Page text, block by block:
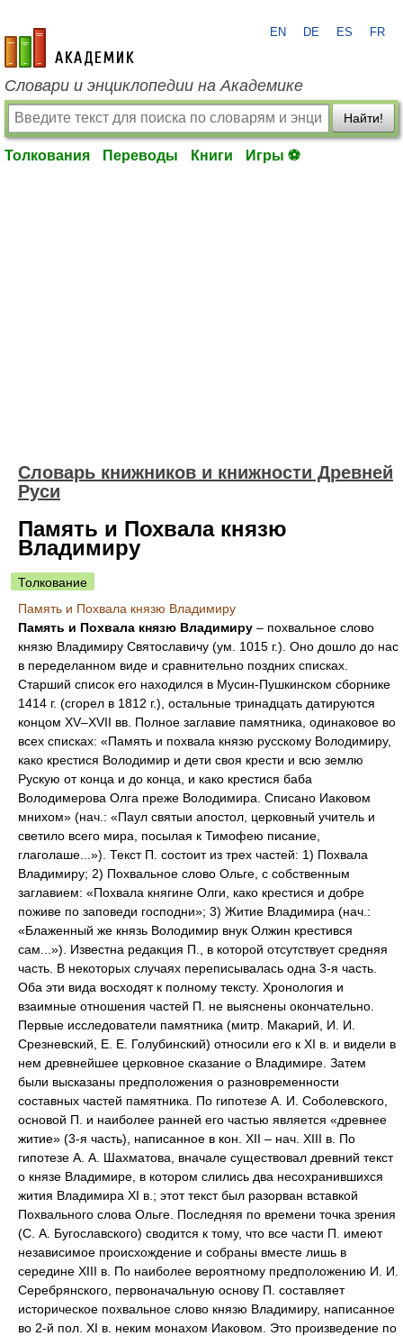
academic.ru
EN DE ES FR
Словари и энциклопедии на Академике
Найти!
Толкования Переводы Книги Игры ⚽
Словарь книжников и книжности Древней
Руси
Память и Похвала князю
Владимиру
Толкование
Память и Похвала князю Владимиру
Память и Похвала князю Владимиру – похвальное слово
князю Владимиру Святославичу (ум. 1015 г.). Оно дошло до нас
в переделанном виде и сравнительно поздних списках.
Старший список его находился в Мусин-Пушкинском сборнике
1414 г. (сгорел в 1812 г.), остальные тринадцать датируются
концом XV–XVII вв. Полное заглавие памятника, одинаковое во
всех списках: «Память и похвала князю русскому Володимиру,
како крестися Володимир и дети своя крести и всю землю
Рускую от конца и до конца, и како крестися баба
Володимерова Олга преже Володимира. Списано Иаковом
мнихом» (нач.: «Паул святыи апостол, церковный учитель и
светило всего мира, посылая к Тимофею писание,
глаголаше...»). Текст П. состоит из трех частей: 1) Похвала
Владимиру; 2) Похвальное слово Ольге, с собственным
заглавием: «Похвала княгине Олги, како крестися и добре
поживе по заповеди господни»; 3) Житие Владимира (нач.:
«Блаженный же князь Володимир внук Олжин крестився
сам...»). Известна редакция П., в которой отсутствует средняя
часть. В некоторых случаях переписывалась одна 3-я часть.
Оба эти вида восходят к полному тексту. Хронология и
взаимные отношения частей П. не выяснены окончательно.
Первые исследователи памятника (митр. Макарий, И. И.
Срезневский, Е. Е. Голубинский) относили его к XI в. и видели в
нем древнейшее церковное сказание о Владимире. Затем
были высказаны предположения о разновременности
составных частей памятника. По гипотезе А. И. Соболевского,
основой П. и наиболее ранней его частью является «древнее
житие» (3-я часть), написанное в кон. XII – нач. XIII в. По
гипотезе А. А. Шахматова, вначале существовал древний текст
о князе Владимире, в котором слились два несохранившихся
жития Владимира XI в.; этот текст был разорван вставкой
Похвального слова Ольге. Последняя по времени точка зрения
(С. А. Бугославского) сводится к тому, что все части П. имеют
независимое происхождение и собраны вместе лишь в
середине XIII в. По наиболее вероятному предположению И. И.
Серебрянского, первоначальную основу П. составляет
историческое похвальное слово князю Владимиру, написанное
во 2-й пол. XI в. неким монахом Иаковом. Это произведение по